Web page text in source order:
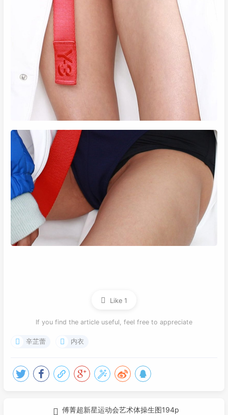
Like 1
If you find the article useful, feel free to appreciate
辛芷蕾 内衣
傅菁超新星运动会艺术体操生图194p